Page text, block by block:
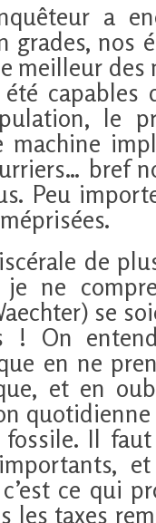
a
grades, nos
meilleur des
été
le
machine
bref
Peu
de
ne
se
! On
en ne
et en
Il
ce qui
les taxes